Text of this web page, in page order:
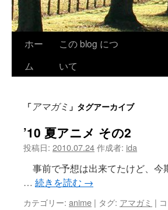
ツ
へ
ホー
ム
この blog につ
いて
「 アマガミ 」タグアーカイブ
’10 夏アニメ その2
投稿日: 2010.07.24作成者: ida
事前で予想は出来てたけど、今
… 続きを読む →
カテゴリー: anime | タグ: アマガミ | ’10